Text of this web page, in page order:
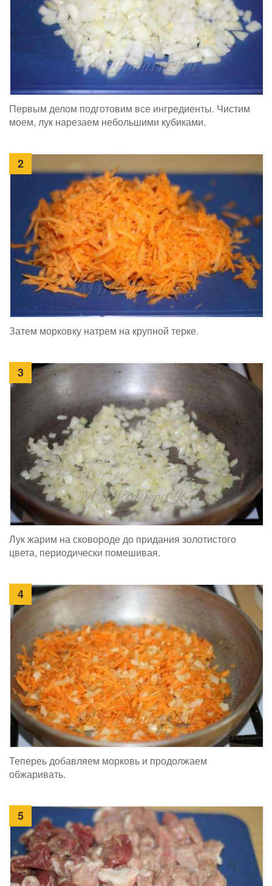
Первым делом подготовим все ингредиенты. Чистим
моем, лук нарезаем небольшими кубиками.
2
Затем морковку натрем на крупной терке.
3
Лук жарим на сковороде до придания золотистого
цвета, периодически помешивая.
4
Тепереь добавляем морковь и продолжаем
обжаривать.
5